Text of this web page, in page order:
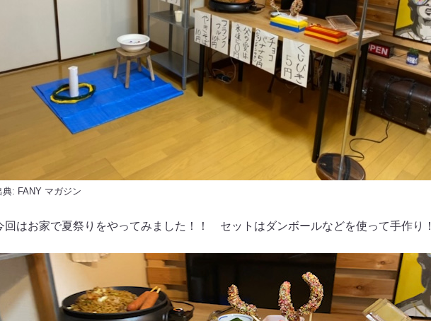
典: FANY マガジン
回はお家で夏祭りをやってみました！！ セットはダンボールなどを使って手作り！